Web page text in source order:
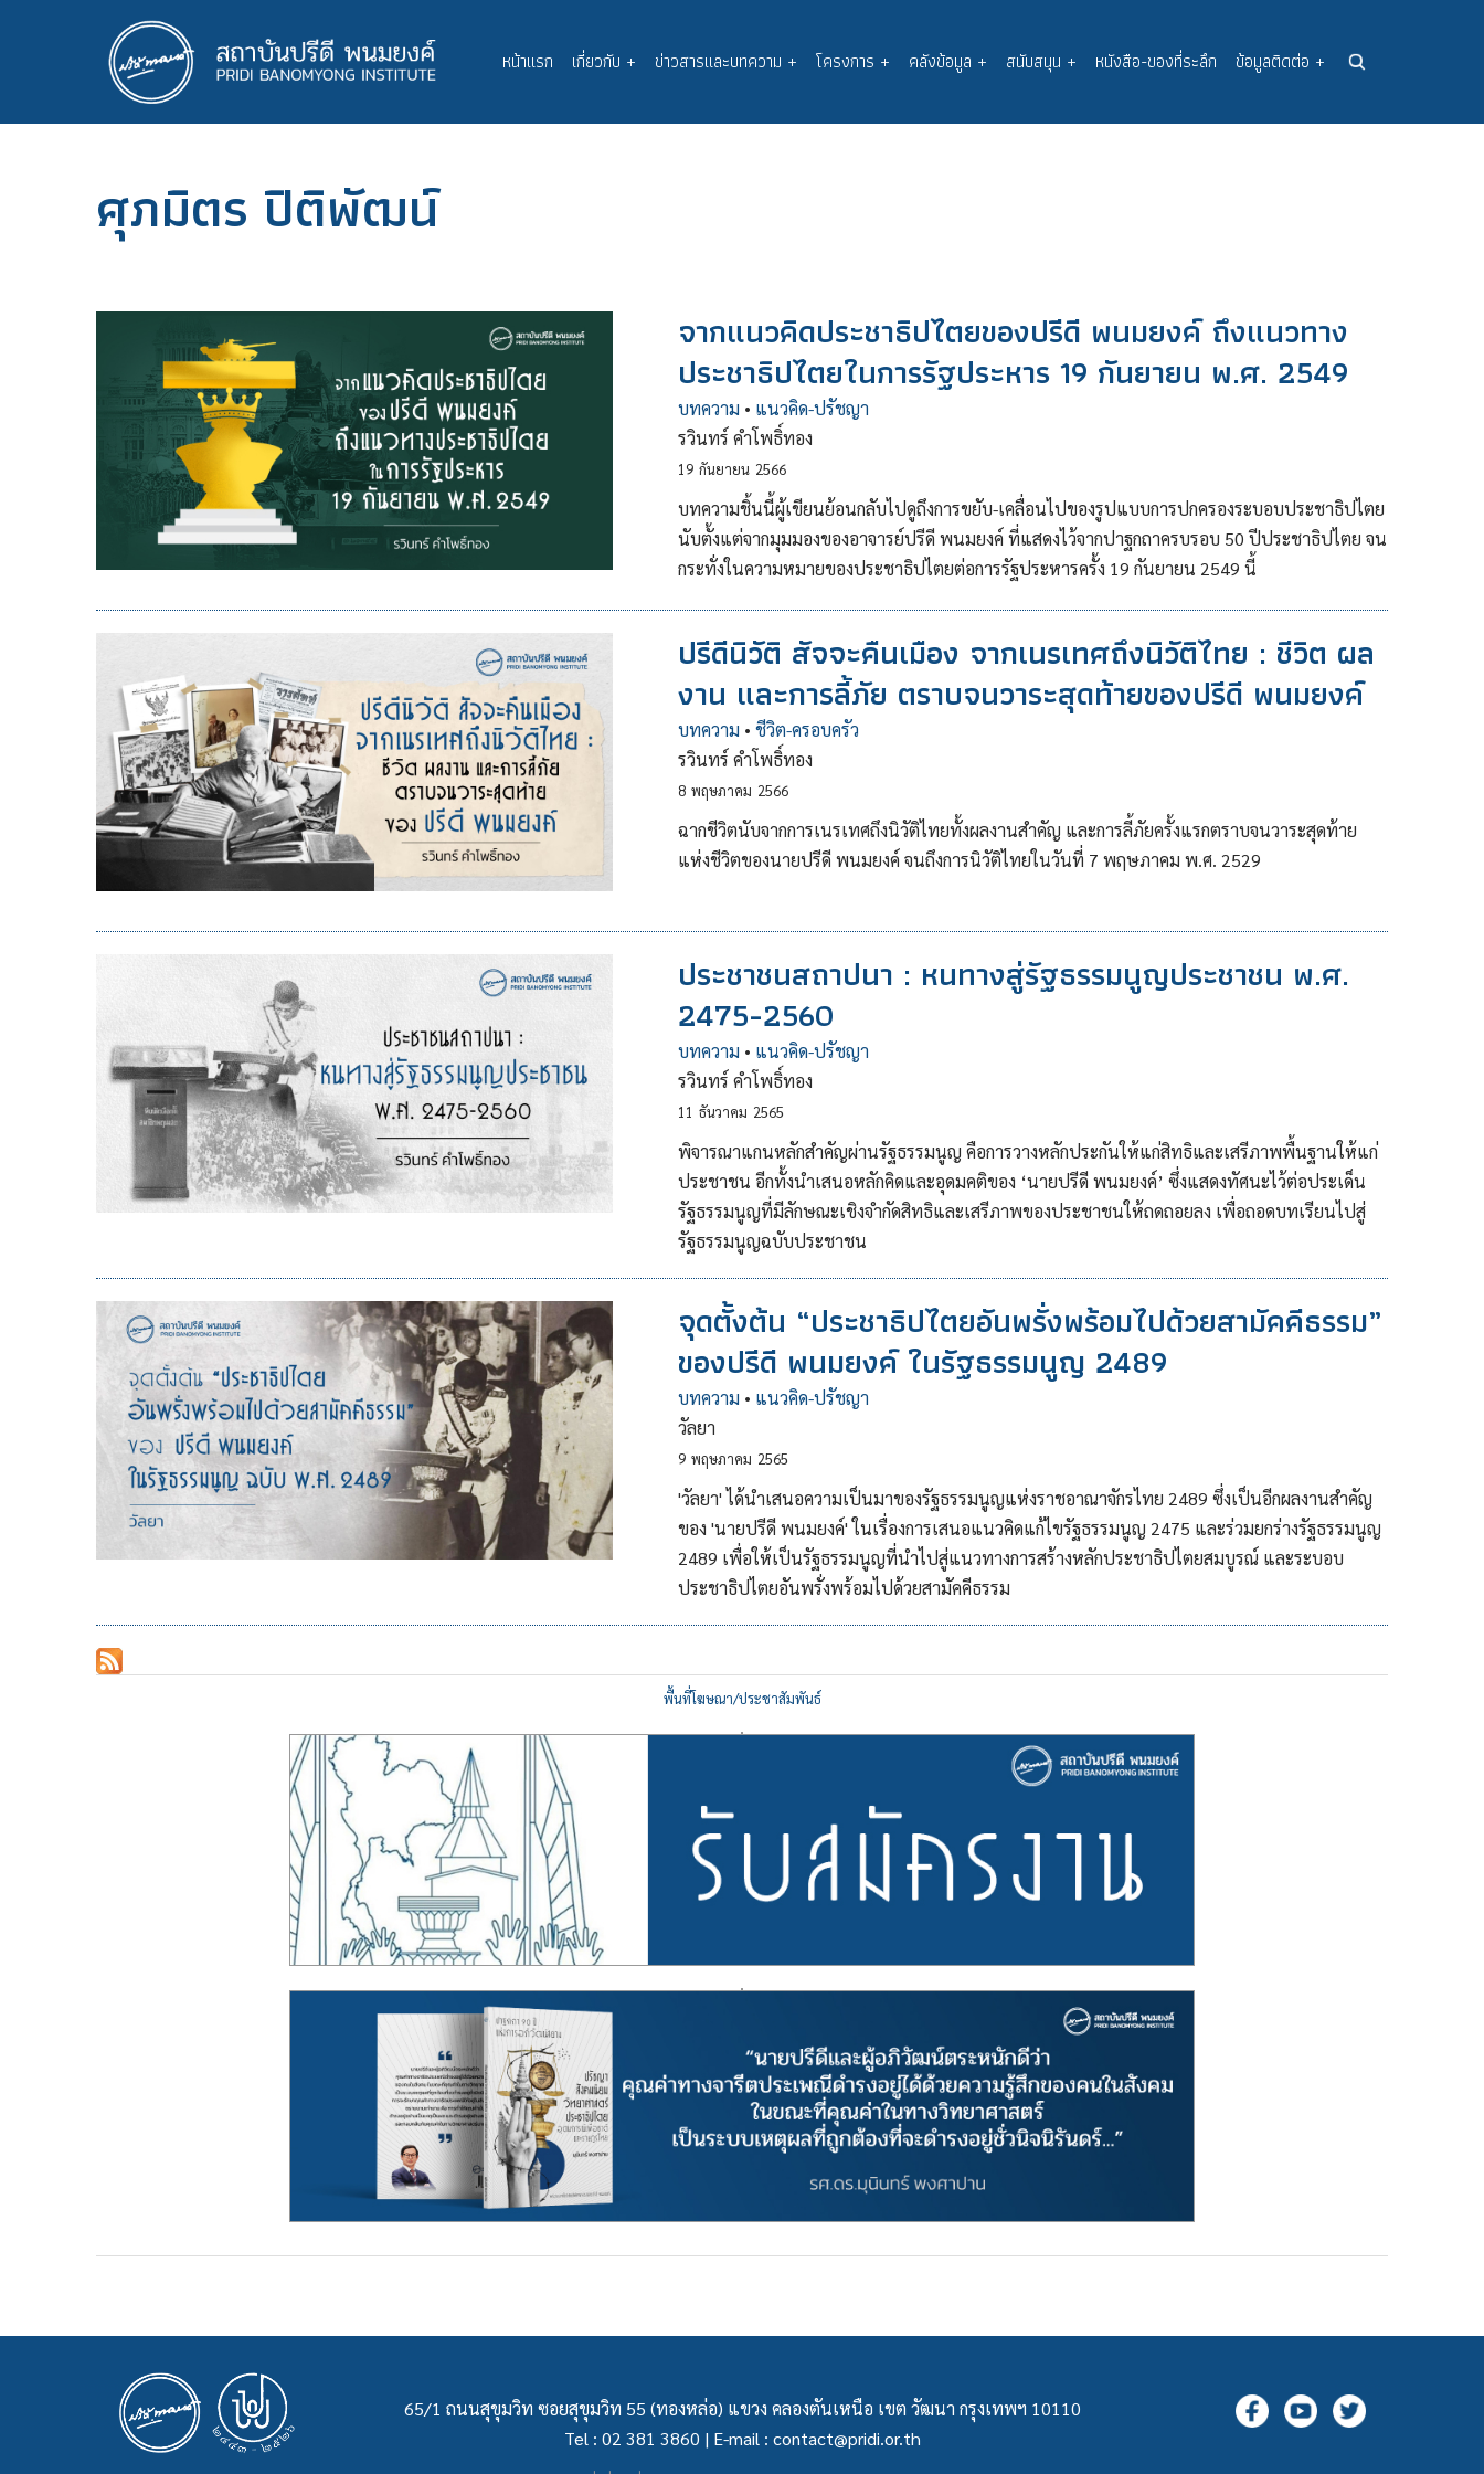
Main
navigation
หน้าแรก เกี่ยวกับ + ข่าวสารและบทความ + โครงการ + คลังข้อมูล + สนับสนุน + หนังสือ-ของที่ระลึก ข้อมูลติดต่อ +
ศุภมิตร ปิติพัฒน์
จากแนวคิดประชาธิปไตยของปรีดี พนมยงค์ ถึงแนวทาง
ประชาธิปไตยในการรัฐประหาร 19 กันยายน พ.ศ. 2549
บทความ • แนวคิด-ปรัชญา
รวินทร์ คำโพธิ์ทอง
19 กันยายน 2566
บทความชิ้นนี้ผู้เขียนย้อนกลับไปดูถึงการขยับ-เคลื่อนไปของรูปแบบการปกครองระบอบประชาธิปไตย
นับตั้งแต่จากมุมมองของอาจารย์ปรีดี พนมยงค์ ที่แสดงไว้จากปาฐกถาครบรอบ 50 ปีประชาธิปไตย จน
กระทั่งในความหมายของประชาธิปไตยต่อการรัฐประหารครั้ง 19 กันยายน 2549 นี้
ปรีดีนิวัติ สัจจะคืนเมือง จากเนรเทศถึงนิวัติไทย : ชีวิต ผล
งาน และการลี้ภัย ตราบจนวาระสุดท้ายของปรีดี พนมยงค์
บทความ • ชีวิต-ครอบครัว
รวินทร์ คำโพธิ์ทอง
8 พฤษภาคม 2566
ฉากชีวิตนับจากการเนรเทศถึงนิวัติไทยทั้งผลงานสำคัญ และการลี้ภัยครั้งแรกตราบจนวาระสุดท้าย
แห่งชีวิตของนายปรีดี พนมยงค์ จนถึงการนิวัติไทยในวันที่ 7 พฤษภาคม พ.ศ. 2529
ประชาชนสถาปนา : หนทางสู่รัฐธรรมนูญประชาชน พ.ศ.
2475-2560
บทความ • แนวคิด-ปรัชญา
รวินทร์ คำโพธิ์ทอง
11 ธันวาคม 2565
พิจารณาแกนหลักสำคัญผ่านรัฐธรรมนูญ คือการวางหลักประกันให้แก่สิทธิและเสรีภาพพื้นฐานให้แก่
ประชาชน อีกทั้งนำเสนอหลักคิดและอุดมคติของ ‘นายปรีดี พนมยงค์’ ซึ่งแสดงทัศนะไว้ต่อประเด็น
รัฐธรรมนูญที่มีลักษณะเชิงจำกัดสิทธิและเสรีภาพของประชาชนให้ถดถอยลง เพื่อถอดบทเรียนไปสู่
รัฐธรรมนูญฉบับประชาชน
จุดตั้งต้น “ประชาธิปไตยอันพรั่งพร้อมไปด้วยสามัคคีธรรม”
ของปรีดี พนมยงค์ ในรัฐธรรมนูญ 2489
บทความ • แนวคิด-ปรัชญา
วัลยา
9 พฤษภาคม 2565
'วัลยา' ได้นำเสนอความเป็นมา​ของรัฐธรรมนูญแห่งราชอาณาจักรไทย 2489 ซึ่งเป็นอีกผลงานสำคัญ
ของ 'นายปรีดี พนมยงค์' ในเรื่องการเสนอแนวคิดแก้ไขรัฐธรรมนูญ 2475 และร่วมยกร่างรัฐธรรมนูญ
2489 เพื่อให้เป็นรัฐธรรมนูญที่นำไปสู่แนวทางการสร้างหลักประชาธิปไตยสมบูรณ์ และระบอบ
ประชาธิปไตยอันพรั่งพร้อมไปด้วยสามัคคีธรรม
พื้นที่โฆษณา/ประชาสัมพันธ์
65/1 ถนนสุขุมวิท ซอยสุขุมวิท 55 (ทองหล่อ) แขวง คลองตันเหนือ เขต วัฒนา กรุงเทพฯ 10110
Tel : 02 381 3860 | E-mail : contact@pridi.or.th